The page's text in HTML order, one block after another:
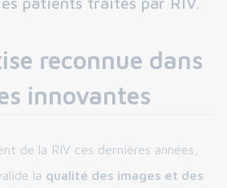
reconnue dans
innovantes
de la RIV ces dernières années,
la qualité des images et des